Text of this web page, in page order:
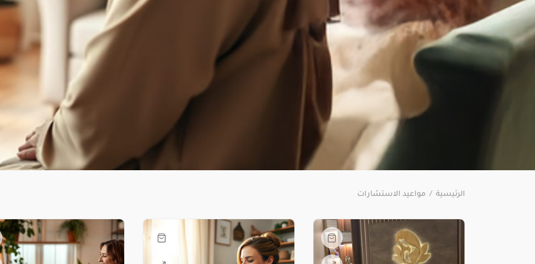
الرئيسية / مواعيد الاستشارات